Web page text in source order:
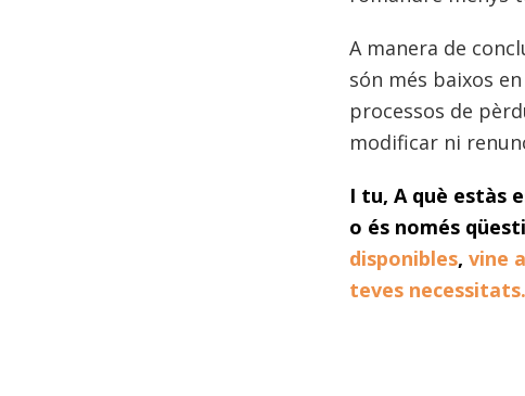
A manera de
són més baixos
processos de
modificar ni
I tu, A què estàs
o és només
disponibles, vine
teves